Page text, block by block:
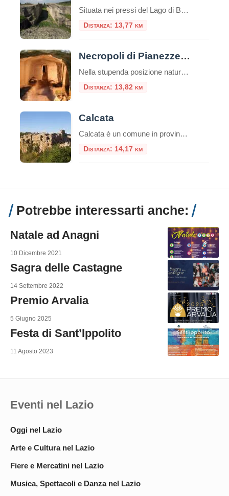
Situata nei pressi del Lago di Bolsena, l’area archeologica di Volsinii rappresenta una delle più affascinanti testimonianze della civiltà etrusca e del successivo periodo romano. L’antica città di Volsinii, nota anche come Volsinii Veteres, fu un importante centro etrusco e un fulcro culturale e politico dell’Etruria, prima di essere conquistata e rifondata dai Romani nel […]
Distanza: 13,77 km
Necropoli di Pianezze e Centocamere
Nella stupenda posizione naturalistica del Lago di Bolsena, si erge la Necropoli di Centocamere a Grotte di Castro. Questo sito archeologico è uno dei tesori dell’Etruria, le cui tracce sono ancora oggi presenti in tutto il territorio. Le tombe della Necropoli sono state scavate nella roccia tufacea e risalgono al periodo tra il VI e […]
Distanza: 13,82 km
Calcata
Calcata è un comune in provincia di Viterbo, e dista dal capoluogo circa 45 km. A pochi chilometri da Roma, la cittadina di Calcata, arroccata sopra una montagna di tufo, domina la verde valle del fiume Treja. Nel paese di Calcata è stata girata la scena della distruzione del paesello nel film Amici miei del […]
Distanza: 14,17 km
Potrebbe interessarti anche:
Natale ad Anagni
10 Dicembre 2021
Sagra delle Castagne
14 Settembre 2022
Premio Arvalia
5 Giugno 2025
Festa di Sant’Ippolito
11 Agosto 2023
Eventi nel Lazio
Oggi nel Lazio
Arte e Cultura nel Lazio
Fiere e Mercatini nel Lazio
Musica, Spettacoli e Danza nel Lazio